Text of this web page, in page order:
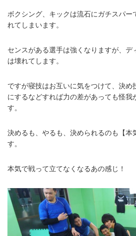
ボクシング、キックは流石にガチスパー
れてしまいます。
センスがある選手は強くなりますが、デ
は壊れてします。
ですが寝技はお互いに気をつけて、決め
にするなどすれば力の差があっても怪我
す。
決めるも、やるも、決められるのも【本
す。
本気で戦って立てなくなるあの感じ！